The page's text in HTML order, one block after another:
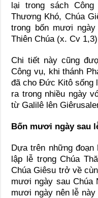
lại trong sách
Thương Khó, Chúa
trong bốn mươi
Thiên Chúa (x. Cv
Chi tiết này cũng
Công vụ, khi thánh
đã cho Đức Kitô sống
ra trong nhiều ngày
từ Galilê lên
Bốn mươi ngày sau
Dựa trên những đoạn
lập lễ trọng Chúa
Chúa Giêsu trở về
mươi ngày sau Chúa
mươi ngày nên lễ